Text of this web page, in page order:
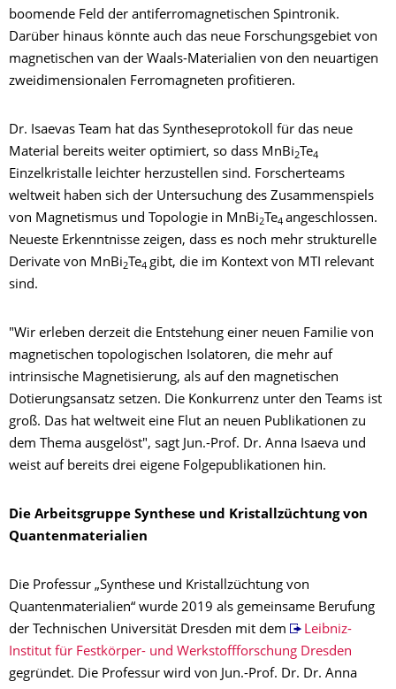
boomende Feld der antiferromagnetischen Spintronik.
Darüber hinaus könnte auch das neue Forschungsgebiet von
magnetischen van der Waals-Materialien von den neuartigen
zweidimensionalen Ferromagneten profitieren.
Dr. Isaevas Team hat das Syntheseprotokoll für das neue
Material bereits weiter optimiert, so dass MnBi2 Te4
Einzelkristalle leichter herzustellen sind. Forscherteams
weltweit haben sich der Untersuchung des Zusammenspiels
von Magnetismus und Topologie in MnBi2 Te4 angeschlossen.
Neueste Erkenntnisse zeigen, dass es noch mehr strukturelle
Derivate von MnBi2 Te4 gibt, die im Kontext von MTI relevant
sind.
"Wir erleben derzeit die Entstehung einer neuen Familie von
magnetischen topologischen Isolatoren, die mehr auf
intrinsische Magnetisierung, als auf den magnetischen
Dotierungsansatz setzen. Die Konkurrenz unter den Teams ist
groß. Das hat weltweit eine Flut an neuen Publikationen zu
dem Thema ausgelöst", sagt Jun.-Prof. Dr. Anna Isaeva und
weist auf bereits drei eigene Folgepublikationen hin.
Die Arbeitsgruppe Synthese und Kristallzüchtung von
Quantenmaterialien
Die Professur „Synthese und Kristallzüchtung von
Quantenmaterialien“ wurde 2019 als gemeinsame Berufung
der Technischen Universität Dresden mit dem
Leibniz-
Institut für Festkörper- und Werkstoffforschung Dresden
gegründet. Die Professur wird von Jun.-Prof. Dr. Dr. Anna